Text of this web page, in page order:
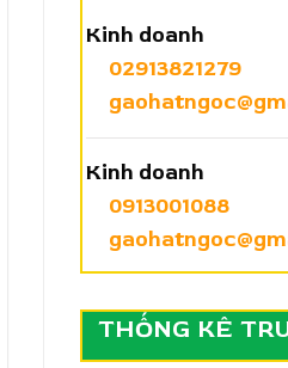
Kinh doanh
02913821279
Kinh doanh
0913001088
THỐNG KÊ